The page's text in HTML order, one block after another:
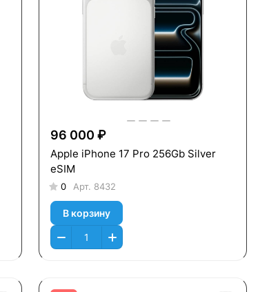
96 000 ₽
Apple iPhone 17 Pro 256Gb Silver
eSIM
0 Арт. 8432
В корзину